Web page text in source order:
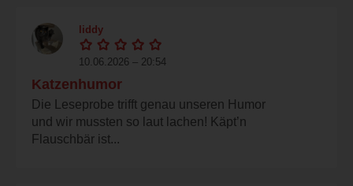
liddy
10.06.2026 – 20:54
Katzenhumor
Die Leseprobe trifft genau unseren Humor
und wir mussten so laut lachen! Käpt’n
Flauschbär ist...